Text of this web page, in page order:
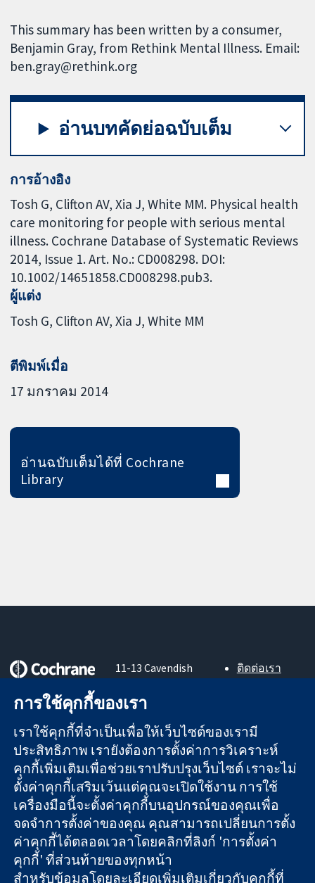
This summary has been written by a consumer,
Benjamin Gray, from Rethink Mental Illness. Email:
ben.gray@rethink.org
อ่านบทคัดย่อฉบับเต็ม
การอ้างอิง
Tosh G, Clifton AV, Xia J, White MM. Physical health
care monitoring for people with serious mental
illness. Cochrane Database of Systematic Reviews
2014, Issue 1. Art. No.: CD008298. DOI:
10.1002/14651858.CD008298.pub3.
ผู้แต่ง
Tosh G Clifton AV Xia J White MM
ตีพิมพ์เมื่อ
17 มกราคม 2014
อ่านฉบับเต็มได้ที่ Cochrane
Library
หลักฐานที่เชื่อถือ
ได้
สู่การตัดสินใจ
อย่างมีข้อมูล
เพื่อสุขภาพที่ดีขึ้น
11-13 Cavendish
London
United Kingdom
ติดต่อเรา
About us
ตำแหน่งงาน
Cochrane
Library
The Cochrane Collaboration เป็นองค์กรการกุศล (เลขที่ 1045921)
และบริษัทจำกัดโดยการค้ำประกัน (เลขที่ 03044323) ที่จดทะเบียน
ในอังกฤษและเวลส์ หมายเลขจดทะเบียนภาษีมูลค่าเพิ่ม GB 718
2127 49
การใช้คุกกี้ของเรา
เราใช้คุกกี้ที่จำเป็นเพื่อให้เว็บไซต์ของเรามี
ประสิทธิภาพ เรายังต้องการตั้งค่าการวิเคราะห์
คุกกี้เพิ่มเติมเพื่อช่วยเราปรับปรุงเว็บไซต์ เราจะไม่
ตั้งค่าคุกกี้เสริมเว้นแต่คุณจะเปิดใช้งาน การใช้
เครื่องมือนี้จะตั้งค่าคุกกี้บนอุปกรณ์ของคุณเพื่อ
จดจำการตั้งค่าของคุณ คุณสามารถเปลี่ยนการตั้ง
ค่าคุกกี้ได้ตลอดเวลาโดยคลิกที่ลิงก์ 'การตั้งค่า
คุกกี้' ที่ส่วนท้ายของทุกหน้า
สำหรับข้อมูลโดยละเอียดเพิ่มเติมเกี่ยวกับคุกกี้ที่